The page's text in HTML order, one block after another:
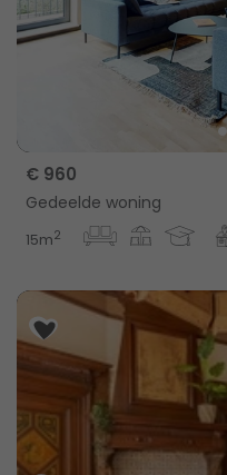
€ 960
Gedeelde woning
15m2